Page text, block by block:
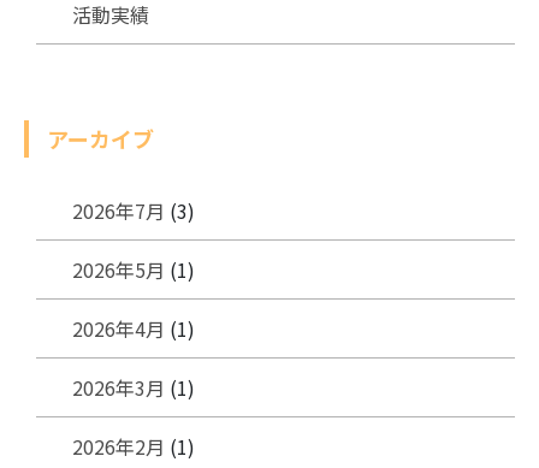
活動実績
アーカイブ
2026年7月 (3)
2026年5月 (1)
2026年4月 (1)
2026年3月 (1)
2026年2月 (1)